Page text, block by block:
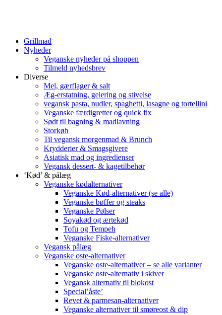
Grillmad
Nyheder
Veganske nyheder på shoppen
Tilmeld nyhedsbrev
Diverse
Mel, gærflager & salt
Æg-erstatning, gelering og stivelse
vegansk pasta, nudler, spaghetti, lasagne og tortellini
Veganske færdigretter og quick fix
Sødt til bagning & madlavning
Storkøb
Til vegansk morgenmad & Brunch
Krydderier & Smagsgivere
Asiatisk mad og ingredienser
Vegansk dessert- & kagetilbehør
‘Kød’ & pålæg
Veganske kødalternativer
Veganske Kød-alternativer (se alle)
Veganske bøffer og steaks
Veganske Pølser
Soyakød og ærtekød
Tofu og Tempeh
Veganske Fiske-alternativer
Vegansk pålæg
Veganske oste-alternativer
Veganske oste-alternativer – se alle varianter
Veganske oste-alternativ i skiver
Vegansk alternativ til blokost
Special’åste’
Revet & parmesan-alternativer
Veganske alternativer til smøreost & dip